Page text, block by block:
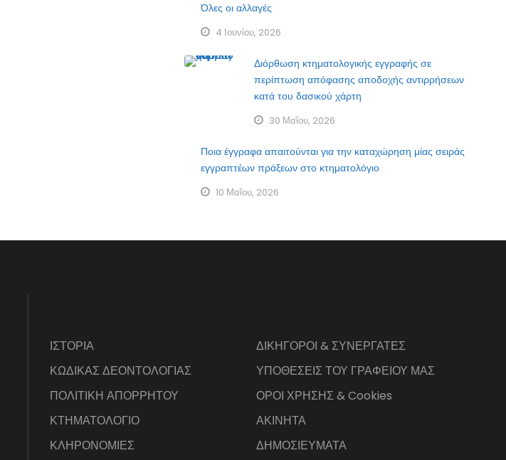
Όλες οι αλλαγές
4 Ιουνίου, 2026
Διόρθωση κτηματολογικής εγγραφής σε
περίπτωση απόφασης αποδοχής αντιρρήσεων
κατά του δασικού χάρτη
30 Μαΐου, 2026
Ποια έγγραφα απαιτούνται για την καταχώρηση μίας σειράς
εγγραπτέων πράξεων στο κτηματολόγιο
10 Μαΐου, 2026
ΙΣΤΟΡΙΑ
ΔΙΚΗΓΟΡΟΙ & ΣΥΝΕΡΓΑΤΕΣ
ΚΩΔΙΚΑΣ ΔΕΟΝΤΟΛΟΓΙΑΣ
ΥΠΟΘΕΣΕΙΣ ΤΟΥ ΓΡΑΦΕΙΟΥ ΜΑΣ
ΠΟΛΙΤΙΚΗ ΑΠΟΡΡΗΤΟΥ
ΟΡΟΙ ΧΡΗΣΗΣ & Cookies
ΚΤΗΜΑΤΟΛΟΓΙΟ
ΑΚΙΝΗΤΑ
ΚΛΗΡΟΝΟΜΙΕΣ
ΔΗΜΟΣΙΕΥΜΑΤΑ